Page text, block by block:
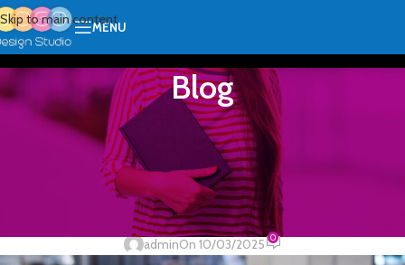
Skip to main content
MENU
Blog
ŠTAMPA
Sublimaciona štampa: Tehnologija
koja menja svet personalizovanih
proizvoda
adminOn 10/03/2025 0